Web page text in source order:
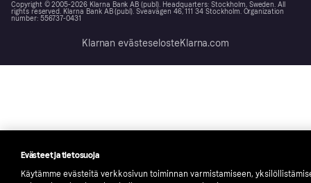
Copyright © 2005-2026 Klarna Bank AB (publ). Headquarters: Stockholm, Sweden. All
rights reserved. Klarna Bank AB (publ). Sveavägen 46, 111 34 Stockholm. Organization
number: 556737-0431
Klarnan evästeselosteKlarna.com
Evästeet ja tietosuoja
Käytämme evästeitä verkkosivun toiminnan varmistamiseen,